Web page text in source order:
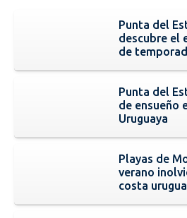
Punta del
descubre el
de
Punta del
de ensueño
Uruguaya
Playas de
verano
costa